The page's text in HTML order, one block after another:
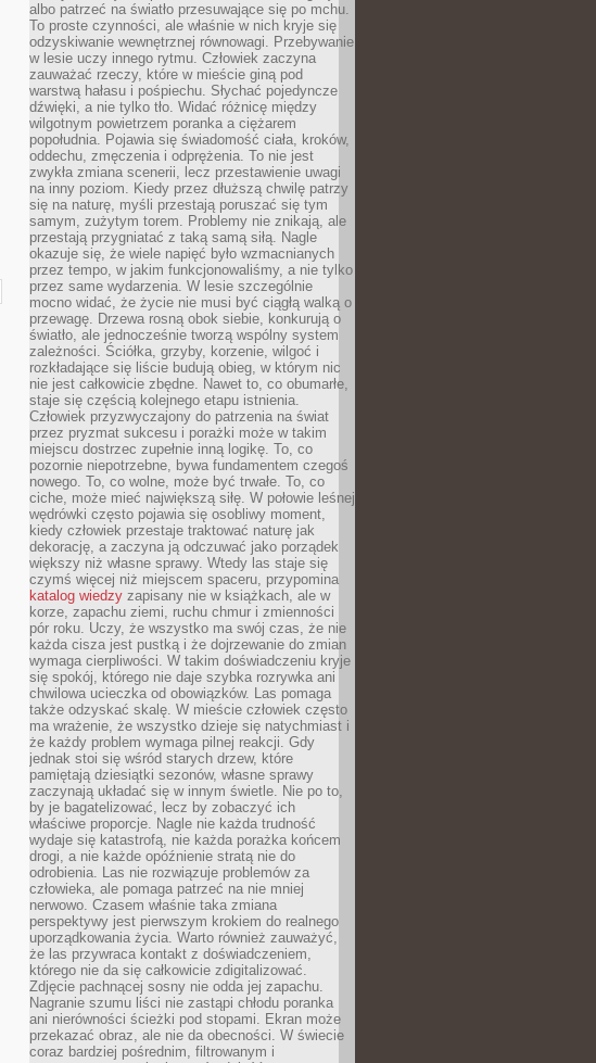
albo patrzeć na światło przesuwające się po mchu.
To proste czynności, ale właśnie w nich kryje się
odzyskiwanie wewnętrznej równowagi. Przebywanie
w lesie uczy innego rytmu. Człowiek zaczyna
zauważać rzeczy, które w mieście giną pod
warstwą hałasu i pośpiechu. Słychać pojedyncze
dźwięki, a nie tylko tło. Widać różnicę między
wilgotnym powietrzem poranka a ciężarem
popołudnia. Pojawia się świadomość ciała, kroków,
oddechu, zmęczenia i odprężenia. To nie jest
zwykła zmiana scenerii, lecz przestawienie uwagi
na inny poziom. Kiedy przez dłuższą chwilę patrzy
się na naturę, myśli przestają poruszać się tym
samym, zużytym torem. Problemy nie znikają, ale
przestają przygniatać z taką samą siłą. Nagle
okazuje się, że wiele napięć było wzmacnianych
przez tempo, w jakim funkcjonowaliśmy, a nie tylko
przez same wydarzenia. W lesie szczególnie
mocno widać, że życie nie musi być ciągłą walką o
przewagę. Drzewa rosną obok siebie, konkurują o
światło, ale jednocześnie tworzą wspólny system
zależności. Ściółka, grzyby, korzenie, wilgoć i
rozkładające się liście budują obieg, w którym nic
nie jest całkowicie zbędne. Nawet to, co obumarłe,
staje się częścią kolejnego etapu istnienia.
Człowiek przyzwyczajony do patrzenia na świat
przez pryzmat sukcesu i porażki może w takim
miejscu dostrzec zupełnie inną logikę. To, co
pozornie niepotrzebne, bywa fundamentem czegoś
nowego. To, co wolne, może być trwałe. To, co
ciche, może mieć największą siłę. W połowie leśnej
wędrówki często pojawia się osobliwy moment,
kiedy człowiek przestaje traktować naturę jak
dekorację, a zaczyna ją odczuwać jako porządek
większy niż własne sprawy. Wtedy las staje się
czymś więcej niż miejscem spaceru, przypomina
katalog wiedzy zapisany nie w książkach, ale w
korze, zapachu ziemi, ruchu chmur i zmienności
pór roku. Uczy, że wszystko ma swój czas, że nie
każda cisza jest pustką i że dojrzewanie do zmian
wymaga cierpliwości. W takim doświadczeniu kryje
się spokój, którego nie daje szybka rozrywka ani
chwilowa ucieczka od obowiązków. Las pomaga
także odzyskać skalę. W mieście człowiek często
ma wrażenie, że wszystko dzieje się natychmiast i
że każdy problem wymaga pilnej reakcji. Gdy
jednak stoi się wśród starych drzew, które
pamiętają dziesiątki sezonów, własne sprawy
zaczynają układać się w innym świetle. Nie po to,
by je bagatelizować, lecz by zobaczyć ich
właściwe proporcje. Nagle nie każda trudność
wydaje się katastrofą, nie każda porażka końcem
drogi, a nie każde opóźnienie stratą nie do
odrobienia. Las nie rozwiązuje problemów za
człowieka, ale pomaga patrzeć na nie mniej
nerwowo. Czasem właśnie taka zmiana
perspektywy jest pierwszym krokiem do realnego
uporządkowania życia. Warto również zauważyć,
że las przywraca kontakt z doświadczeniem,
którego nie da się całkowicie zdigitalizować.
Zdjęcie pachnącej sosny nie odda jej zapachu.
Nagranie szumu liści nie zastąpi chłodu poranka
ani nierówności ścieżki pod stopami. Ekran może
przekazać obraz, ale nie da obecności. W świecie
coraz bardziej pośrednim, filtrowanym i